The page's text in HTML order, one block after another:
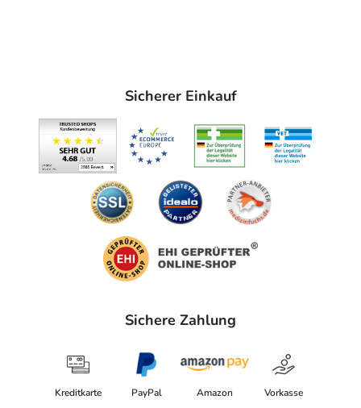
Sicherer Einkauf
Sichere Zahlung
Kreditkarte PayPal Amazon Vorkasse